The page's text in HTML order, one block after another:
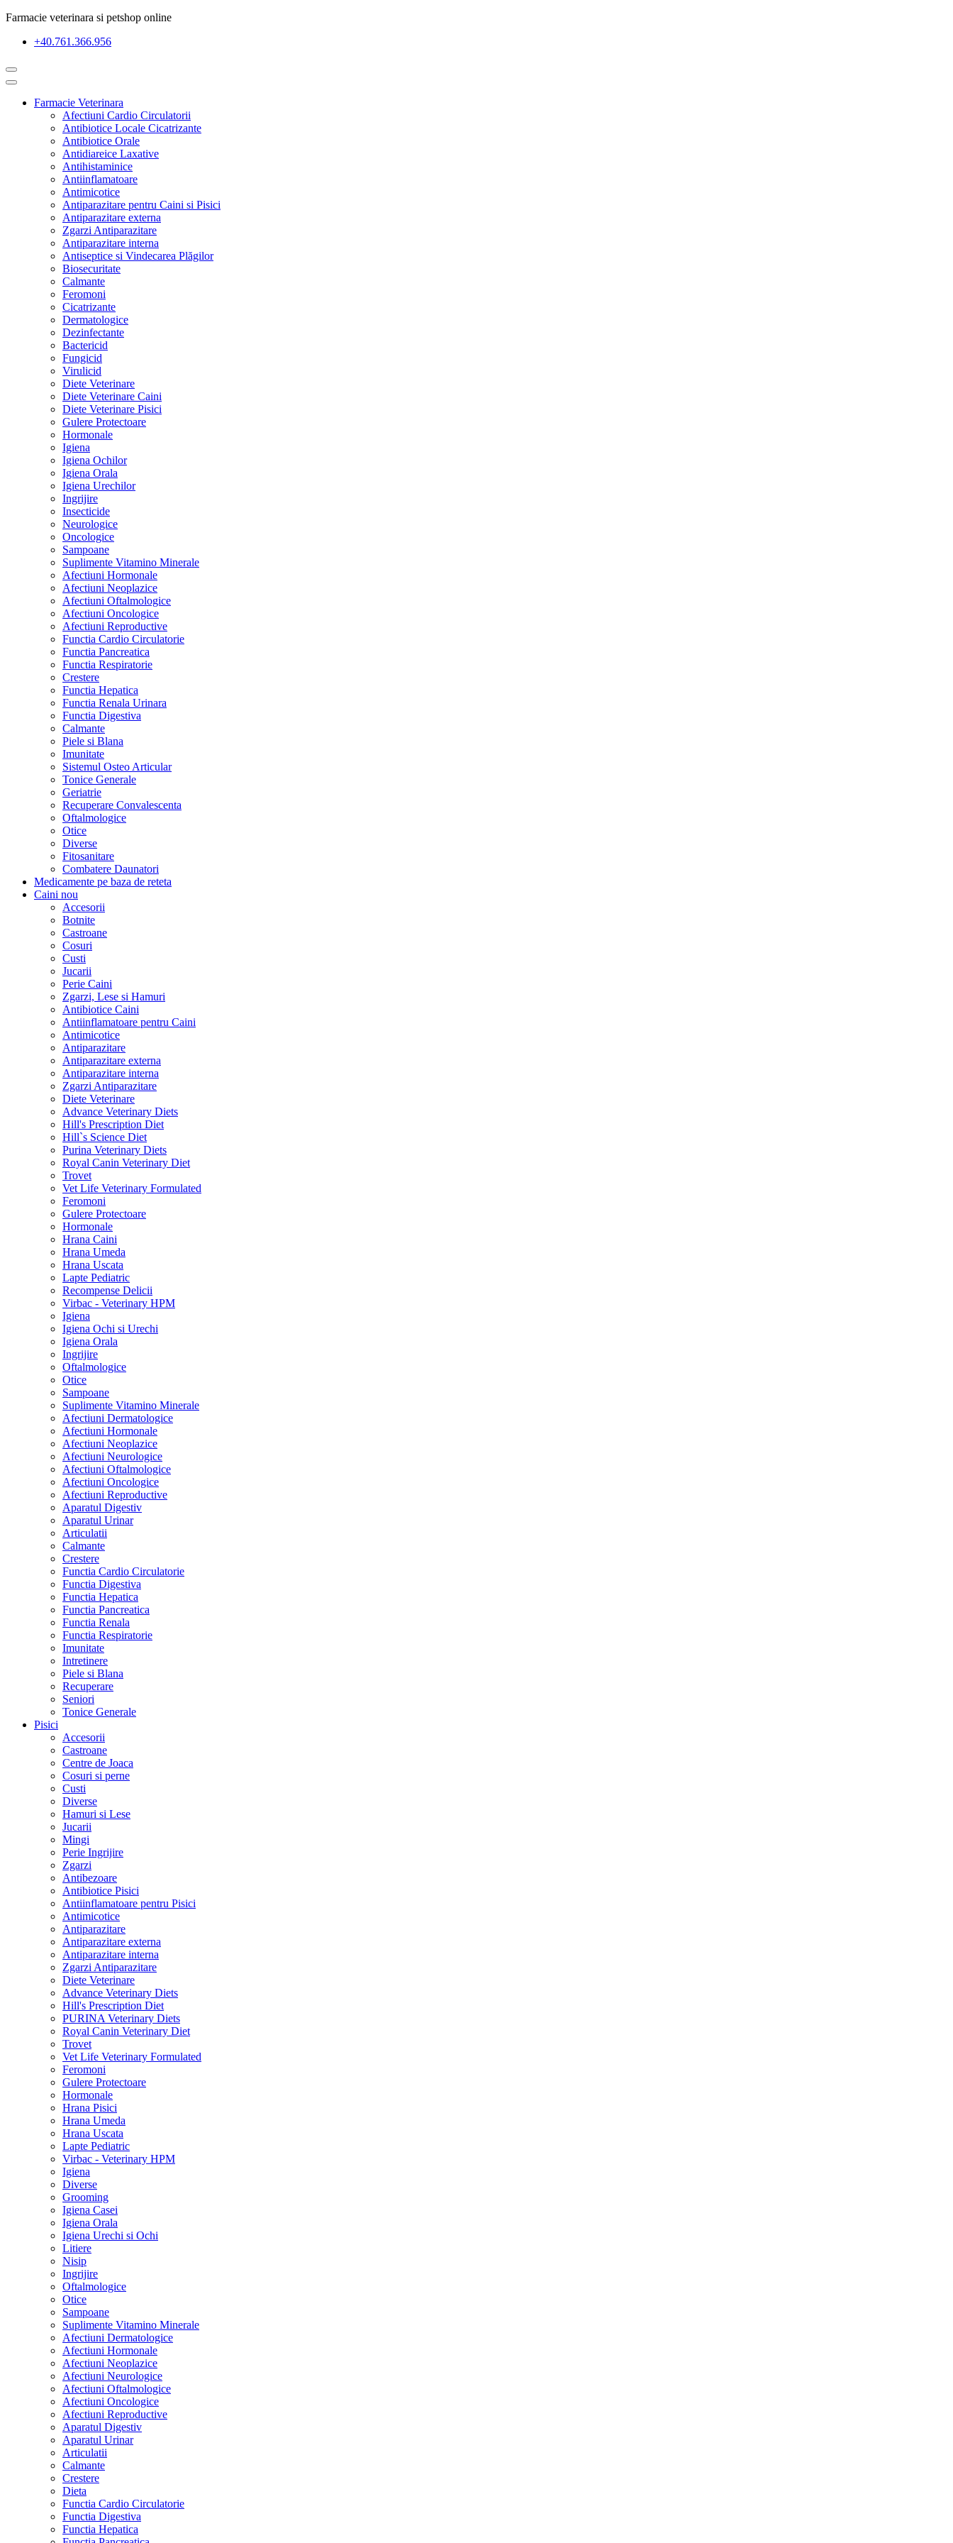
Farmacie veterinara si petshop online
+40.761.366.956
Farmacie Veterinara
Afectiuni Cardio Circulatorii
Antibiotice Locale Cicatrizante
Antibiotice Orale
Antidiareice Laxative
Antihistaminice
Antiinflamatoare
Antimicotice
Antiparazitare pentru Caini si Pisici
Antiparazitare externa
Zgarzi Antiparazitare
Antiparazitare interna
Antiseptice si Vindecarea Plăgilor
Biosecuritate
Calmante
Feromoni
Cicatrizante
Dermatologice
Dezinfectante
Bactericid
Fungicid
Virulicid
Diete Veterinare
Diete Veterinare Caini
Diete Veterinare Pisici
Gulere Protectoare
Hormonale
Igiena
Igiena Ochilor
Igiena Orala
Igiena Urechilor
Ingrijire
Insecticide
Neurologice
Oncologice
Sampoane
Suplimente Vitamino Minerale
Afectiuni Hormonale
Afectiuni Neoplazice
Afectiuni Oftalmologice
Afectiuni Oncologice
Afectiuni Reproductive
Functia Cardio Circulatorie
Functia Pancreatica
Functia Respiratorie
Crestere
Functia Hepatica
Functia Renala Urinara
Functia Digestiva
Calmante
Piele si Blana
Imunitate
Sistemul Osteo Articular
Tonice Generale
Geriatrie
Recuperare Convalescenta
Oftalmologice
Otice
Diverse
Fitosanitare
Combatere Daunatori
Medicamente pe baza de reteta
Caini nou
Accesorii
Botnite
Castroane
Cosuri
Custi
Jucarii
Perie Caini
Zgarzi, Lese si Hamuri
Antibiotice Caini
Antiinflamatoare pentru Caini
Antimicotice
Antiparazitare
Antiparazitare externa
Antiparazitare interna
Zgarzi Antiparazitare
Diete Veterinare
Advance Veterinary Diets
Hill's Prescription Diet
Hill`s Science Diet
Purina Veterinary Diets
Royal Canin Veterinary Diet
Trovet
Vet Life Veterinary Formulated
Feromoni
Gulere Protectoare
Hormonale
Hrana Caini
Hrana Umeda
Hrana Uscata
Lapte Pediatric
Recompense Delicii
Virbac - Veterinary HPM
Igiena
Igiena Ochi si Urechi
Igiena Orala
Ingrijire
Oftalmologice
Otice
Sampoane
Suplimente Vitamino Minerale
Afectiuni Dermatologice
Afectiuni Hormonale
Afectiuni Neoplazice
Afectiuni Neurologice
Afectiuni Oftalmologice
Afectiuni Oncologice
Afectiuni Reproductive
Aparatul Digestiv
Aparatul Urinar
Articulatii
Calmante
Crestere
Functia Cardio Circulatorie
Functia Digestiva
Functia Hepatica
Functia Pancreatica
Functia Renala
Functia Respiratorie
Imunitate
Intretinere
Piele si Blana
Recuperare
Seniori
Tonice Generale
Pisici
Accesorii
Castroane
Centre de Joaca
Cosuri si perne
Custi
Diverse
Hamuri si Lese
Jucarii
Mingi
Perie Ingrijire
Zgarzi
Antibezoare
Antibiotice Pisici
Antiinflamatoare pentru Pisici
Antimicotice
Antiparazitare
Antiparazitare externa
Antiparazitare interna
Zgarzi Antiparazitare
Diete Veterinare
Advance Veterinary Diets
Hill's Prescription Diet
PURINA Veterinary Diets
Royal Canin Veterinary Diet
Trovet
Vet Life Veterinary Formulated
Feromoni
Gulere Protectoare
Hormonale
Hrana Pisici
Hrana Umeda
Hrana Uscata
Lapte Pediatric
Virbac - Veterinary HPM
Igiena
Diverse
Grooming
Igiena Casei
Igiena Orala
Igiena Urechi si Ochi
Litiere
Nisip
Ingrijire
Oftalmologice
Otice
Sampoane
Suplimente Vitamino Minerale
Afectiuni Dermatologice
Afectiuni Hormonale
Afectiuni Neoplazice
Afectiuni Neurologice
Afectiuni Oftalmologice
Afectiuni Oncologice
Afectiuni Reproductive
Aparatul Digestiv
Aparatul Urinar
Articulatii
Calmante
Crestere
Dieta
Functia Cardio Circulatorie
Functia Digestiva
Functia Hepatica